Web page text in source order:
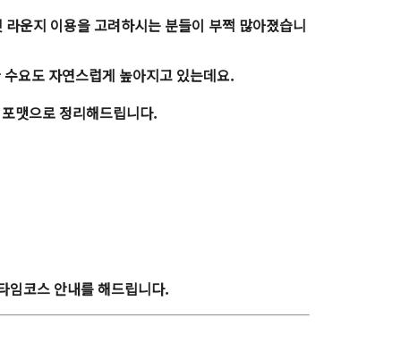
라운지 이용을 고려하시는 분들이 부쩍 많아졌습니
요도 자연스럽게 높아지고 있는데요.
맷으로 정리해드립니다.
임코스 안내를 해드립니다.